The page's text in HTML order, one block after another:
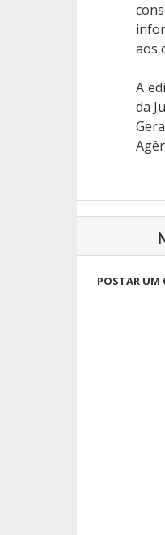
aos
A
da
POSTAR UM